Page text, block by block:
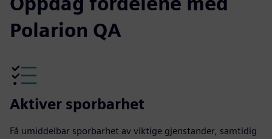
Polarion QA
Aktiver sporbarhet
Få umiddelbar sporbarhet av viktige gjenstander, samtidig